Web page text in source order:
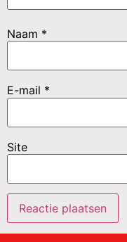
Naam *
E-mail *
Site